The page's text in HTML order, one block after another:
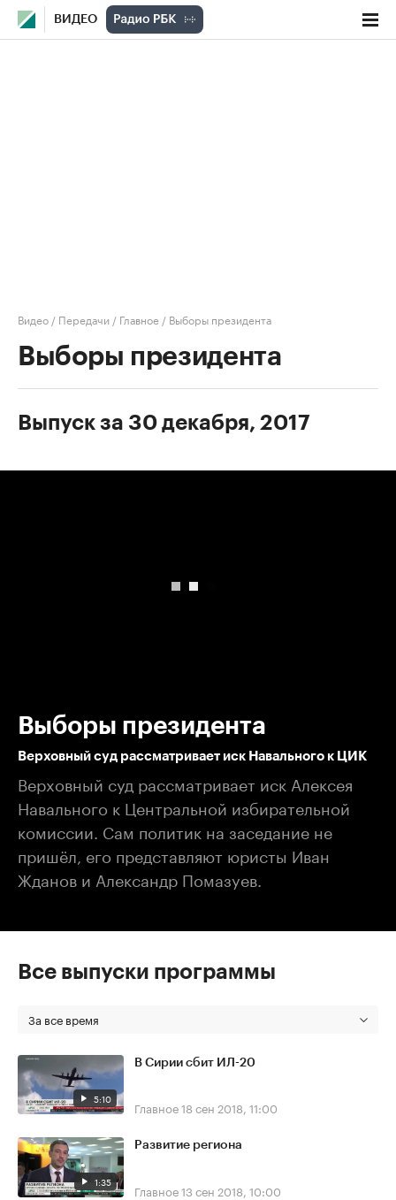
ВИДЕО
Видео / Передачи / Главное / Выборы президента
Выборы президента
Выпуск за 30 декабря, 2017
Выборы президента
​Верховный суд рассматривает иск Навального к ЦИК
Верховный суд рассматривает иск Алексея
Навального к Центральной избирательной
комиссии. Сам политик на заседание не
пришёл, его представляют юристы Иван
Жданов и Александр Помазуев.
Все выпуски программы
За все время
5:10
В Сирии сбит ИЛ-20
Главное18 сен 2018, 11:00
1:35
Развитие региона
Главное13 сен 2018, 10:00